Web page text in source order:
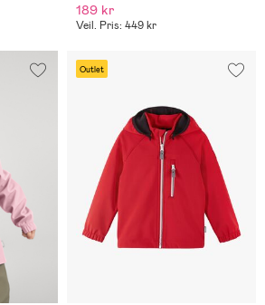
189 kr
Veil. Pris: 449 kr
Outlet